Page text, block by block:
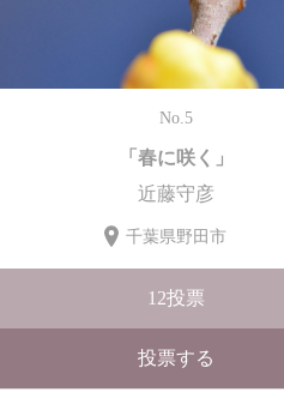
No.5
「春に咲く」
近藤守彦
千葉県野田市
12投票
投票する